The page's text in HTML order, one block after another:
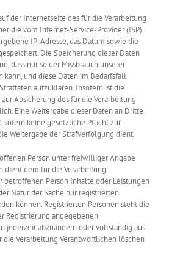
der Internetseite des für die Verarbeitung
die vom Internet-Service-Provider (ISP)
IP-Adresse, das Datum sowie die
Die Speicherung dieser Daten
dass nur so der Missbrauch unserer
kann, und diese Daten im Bedarfsfall
aufzuklären. Insofern ist die
Absicherung des für die Verarbeitung
Eine Weitergabe dieser Daten an Dritte
sofern keine gesetzliche Pflicht zur
Weitergabe der Strafverfolgung dient.
Person unter freiwilliger Angabe
dient dem für die Verarbeitung
betroffenen Person Inhalte oder Leistungen
Natur der Sache nur registrierten
können. Registrierten Personen steht die
Registrierung angegebenen
jederzeit abzuändern oder vollständig aus
die Verarbeitung Verantwortlichen löschen